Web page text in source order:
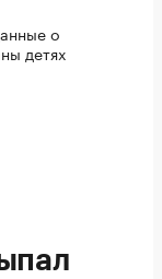
о
детях